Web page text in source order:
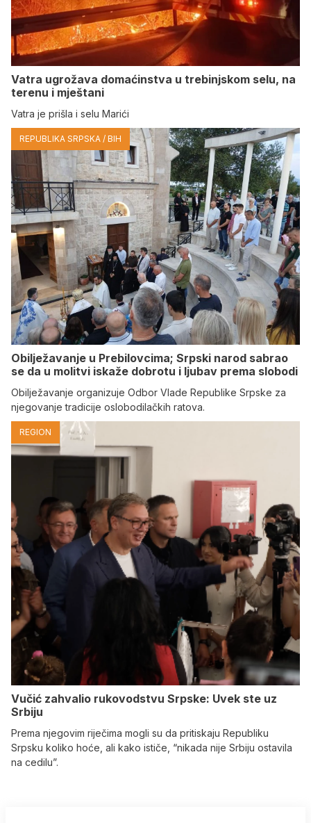
Vatra ugrožava domaćinstva u trebinjskom selu, na
terenu i mještani
Vatra je prišla i selu Marići
REPUBLIKA SRPSKA / BIH
Obilježavanje u Prebilovcima; Srpski narod sabrao
se da u molitvi iskaže dobrotu i ljubav prema slobodi
Obilježavanje organizuje Odbor Vlade Republike Srpske za
njegovanje tradicije oslobodilačkih ratova.
REGION
Vučić zahvalio rukovodstvu Srpske: Uvek ste uz
Srbiju
Prema njegovim riječima mogli su da pritiskaju Republiku
Srpsku koliko hoće, ali kako ističe, “nikada nije Srbiju ostavila
na cedilu”.